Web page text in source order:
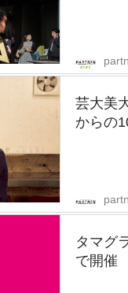
芸大美
からの
タマグ
で開催